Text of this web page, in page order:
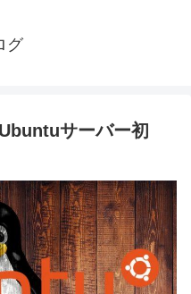
グ
サーバー初